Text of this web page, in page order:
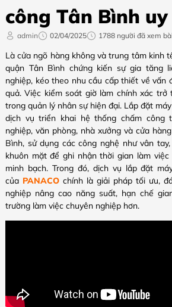
công Tân Bình
admin 02/04/2025 1788 người đã xem
Là cửa ngõ hàng không và trung tâm kinh
quận Tân Bình chứng kiến sự gia tăng
nghiệp, kéo theo nhu cầu cấp thiết về vấn
quả. Việc kiểm soát giờ làm chính xác
trong quản lý nhân sự hiện đại. Lắp đặt
dịch vụ triển khai hệ thống chấm công
nghiệp, văn phòng, nhà xưởng và cửa
Bình, sử dụng các công nghệ như vân
khuôn mặt để ghi nhận thời gian làm
minh bạch. Trong đó, dịch vụ lắp đặt
của PANACO chính là giải pháp tối ưu,
nghiệp nâng cao năng suất, hạn chế
trường làm việc chuyên nghiệp hơn.